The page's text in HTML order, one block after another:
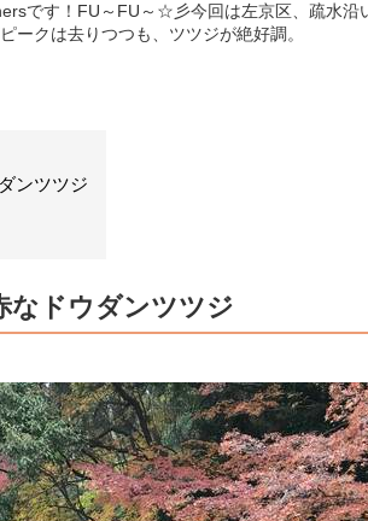
です！FU～FU～☆彡今回は左京区、疏水沿
ークは去りつつも、ツツジが絶好調。
ンツツジ
なドウダンツツジ